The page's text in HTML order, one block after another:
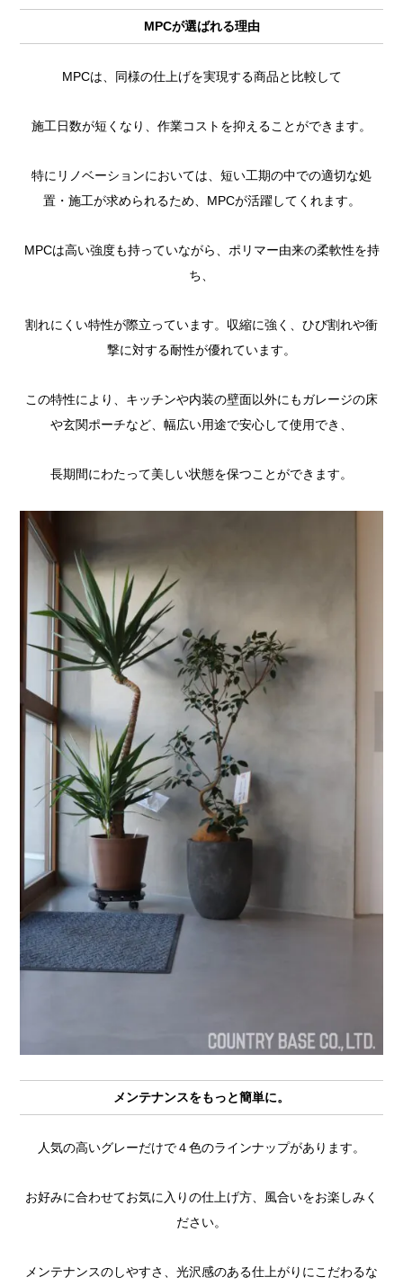
MPCが選ばれる理由
MPCは、同様の仕上げを実現する商品と比較して
施工日数が短くなり、作業コストを抑えることができます。
特にリノベーションにおいては、短い工期の中での適切な処
置・施工が求められるため、MPCが活躍してくれます。
MPCは高い強度も持っていながら、ポリマー由来の柔軟性を持
ち、
割れにくい特性が際立っています。収縮に強く、ひび割れや衝
撃に対する耐性が優れています。
この特性により、キッチンや内装の壁面以外にもガレージの床
や玄関ポーチなど、幅広い用途で安心して使用でき、
長期間にわたって美しい状態を保つことができます。
メンテナンスをもっと簡単に。
人気の高いグレーだけで４色のラインナップがあります。
お好みに合わせてお気に入りの仕上げ方、風合いをお楽しみく
ださい。
メンテナンスのしやすさ、光沢感のある仕上がりにこだわるな